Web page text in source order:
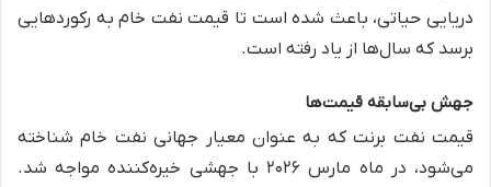
دریایی حیاتی، باعث شده است تا قیمت نفت خام به رکوردهایی
برسد که سال‌ها از یاد رفته است.
جهش بی‌سابقه قیمت‌ها
قیمت نفت برنت که به عنوان معیار جهانی نفت خام شناخته
می‌شود، در ماه مارس ۲۰۲۶ با جهشی خیره‌کننده مواجه شد.